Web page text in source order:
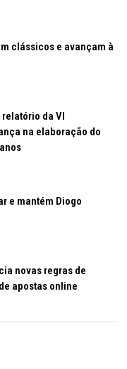
clássicos e avançam à
da VI
na elaboração do
e mantém Diogo
novas regras de
apostas online